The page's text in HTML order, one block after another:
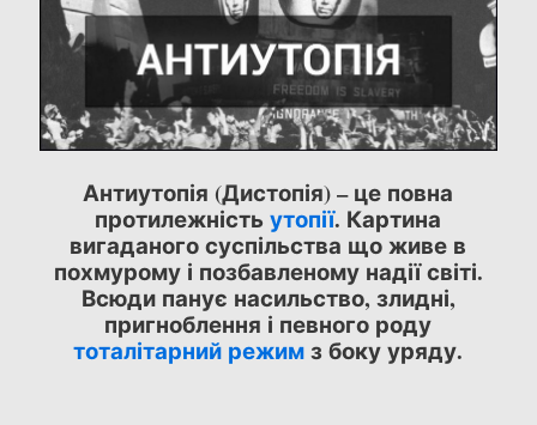
Антиутопія (Дистопія) – це повна
протилежністьутопії. Картина
вигаданого суспільства що живе в
похмурому і позбавленому надії світі.
Всюди панує насильство, злидні,
пригноблення і певного роду
тоталітарний режимз боку уряду.